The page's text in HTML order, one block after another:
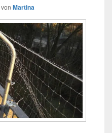
von Martina